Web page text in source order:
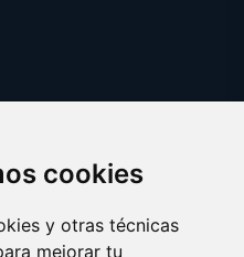
cookies
y otras técnicas
mejorar tu